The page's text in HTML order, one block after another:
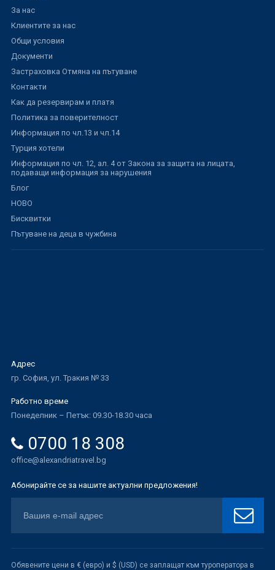
За нас
Клиентите за нас
Общи условия
Документи
Застраховка Отмяна на пътуване
Контакти
Как да резервирам и платя
Политика за поверителност
Информация по чл.13 и чл.14
Турция хотели
Информация по чл. 12, ал. 4 от Закона за защита на лицата,
подаващи информация за нарушения
Блог
НОВО
Бисквитки
Пътуване на деца в чужбина
Адрес
гр. София, ул. Тракия № 33
Работно време
Понеделник – Петък: 09.30-18.30 часа
0700 18 308
office@alexandriatravel.bg
Абонирайте се за нашите актуални предложения!
Обявените цени в € (евро) и $ (USD) се заплащат към туроператора в